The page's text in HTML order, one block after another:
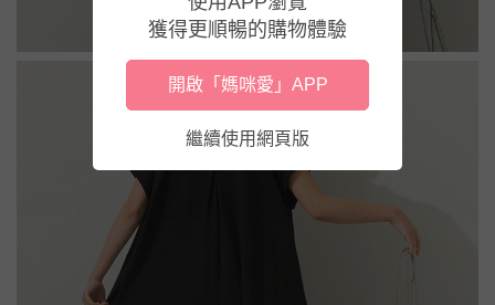
獲得更順暢的購物體驗
開啟「媽咪愛」APP
繼續使用網頁版